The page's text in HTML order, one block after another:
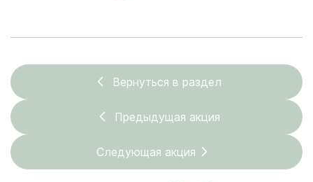
Вернуться в раздел
Предыдущая акция
Следующая акция